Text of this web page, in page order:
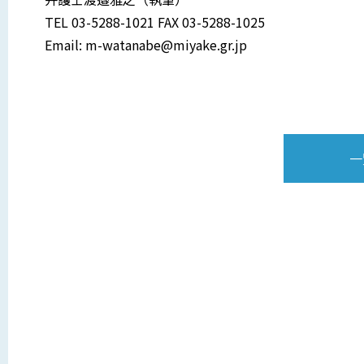
TEL 03-5288-1021 FAX 03-5288-1025
Email: m-watanabe@miyake.gr.jp